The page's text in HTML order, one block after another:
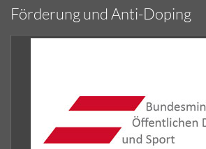
Förderung und Anti-Doping